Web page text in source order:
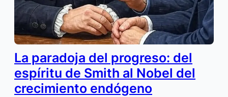
La paradoja del progreso: del
espíritu de Smith al Nobel del
crecimiento endógeno